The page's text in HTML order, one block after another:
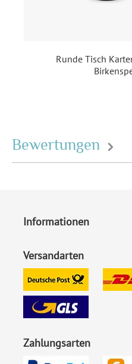
Runde Tisch
Bewertungen
Informationen
Versandarten
Zahlungsarten